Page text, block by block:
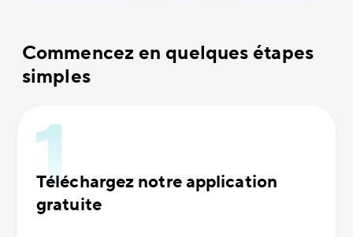
Commencez en quelques étapes
simples
Téléchargez notre application
gratuite